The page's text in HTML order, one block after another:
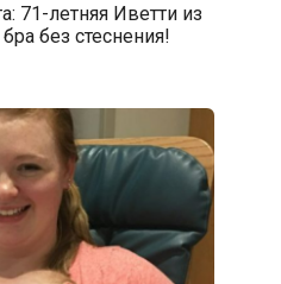
71-летняя Иветти из
без стеснения!